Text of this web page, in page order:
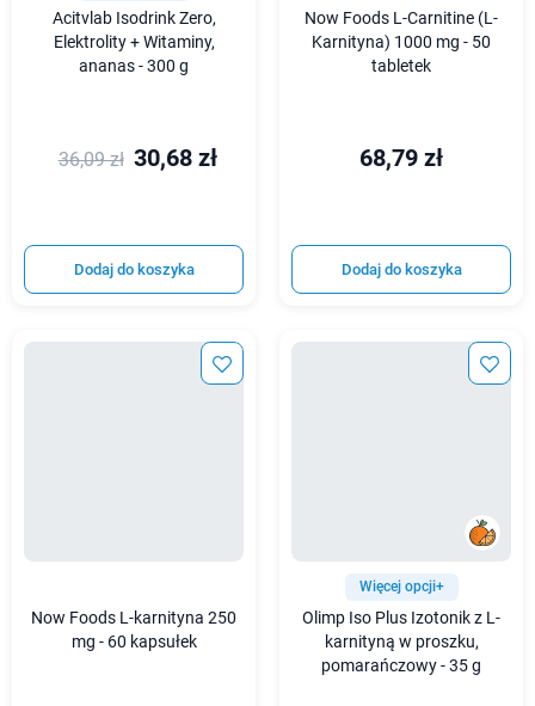
Acitvlab Isodrink Zero,
Elektrolity + Witaminy,
ananas - 300 g
36,09 zł 30,68 zł
Dodaj do koszyka
Now Foods L-Carnitine (L-
Karnityna) 1000 mg - 50
tabletek
68,79 zł
Dodaj do koszyka
Now Foods L-karnityna 250
mg - 60 kapsułek
Więcej opcji+
Olimp Iso Plus Izotonik z L-
karnityną w proszku,
pomarańczowy - 35 g